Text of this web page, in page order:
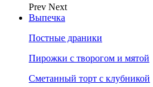
Prev Next
Выпечка
Постные драники
Пирожки с творогом и мятой
Сметанный торт с клубникой